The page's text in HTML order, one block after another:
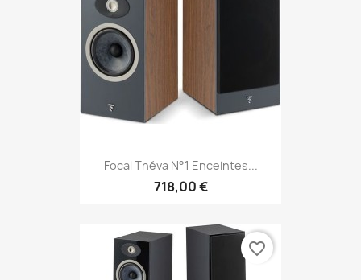
Focal Théva N°1 Enceintes...
718,00 €
favorite_border